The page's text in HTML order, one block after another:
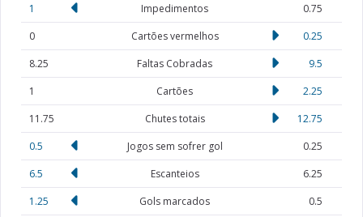
1
Impedimentos
0.75
0
Cartões vermelhos
0.25
8.25
Faltas Cobradas
9.5
1
Cartões
2.25
11.75
Chutes totais
12.75
0.5
Jogos sem sofrer gol
0.25
6.5
Escanteios
6.25
1.25
Gols marcados
0.5